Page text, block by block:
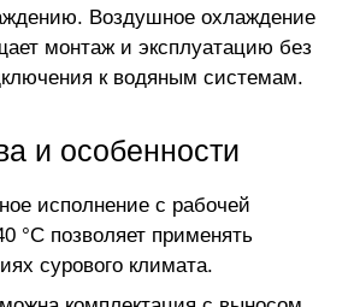
Воздушное охлаждение
монтаж и эксплуатацию без
к водяным системам.
и особенности
исполнение с рабочей
°C позволяет применять
сурового климата.